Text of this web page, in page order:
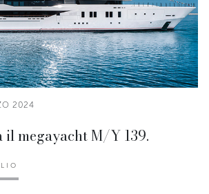
2024
il megayacht M/Y 139.